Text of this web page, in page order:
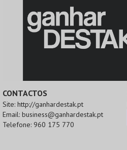
CONTACTOS
Site: http://ganhardestak.pt
Email: business@ganhardestak.pt
Telefone: 960 175 770